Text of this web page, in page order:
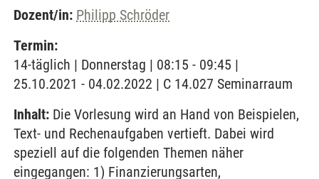
Dozent/in: Philipp Schröder
Termin:
14-täglich | Donnerstag | 08:15 - 09:45 |
25.10.2021 - 04.02.2022 | C 14.027 Seminarraum
Inhalt: Die Vorlesung wird an Hand von Beispielen,
Text- und Rechenaufgaben vertieft. Dabei wird
speziell auf die folgenden Themen näher
eingegangen: 1) Finanzierungsarten,